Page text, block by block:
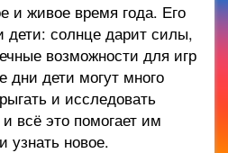
и живое время года. Его
солнце дарит силы,
возможности для игр
дни дети могут много
и исследовать
это помогает им
узнать новое.